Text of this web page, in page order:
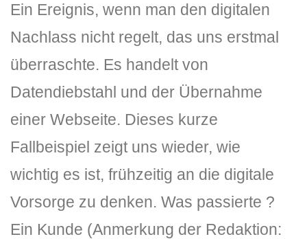
Ein Ereignis, wenn man den digitalen
Nachlass nicht regelt, das uns erstmal
überraschte. Es handelt von
Datendiebstahl und der Übernahme
einer Webseite. Dieses kurze
Fallbeispiel zeigt uns wieder, wie
wichtig es ist, frühzeitig an die digitale
Vorsorge zu denken. Was passierte ?
Ein Kunde (Anmerkung der Redaktion: